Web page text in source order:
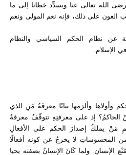
يرضى الله تعالى عنا ويسدِّد خطانا إلى ما
العون على ذلك، فإنه نعم المولى ونعم
عن نظام الحكم السياسي والنظام
الإسلام.
وأولاها وألزمها بيانًا معرفَةُ مَنِ الذي
الحاكمُ؟ إذ على معرفتِهِ تتوقّفُ معرفةُ
مَنْ يملكُ إصدارَ الحكم على الأفعالِ
المحسوساتِ لا يخرجُ عن كونه أفعالًا
الإنسانِ. ولما كَانَ الإنسانُ بصفته يحيا